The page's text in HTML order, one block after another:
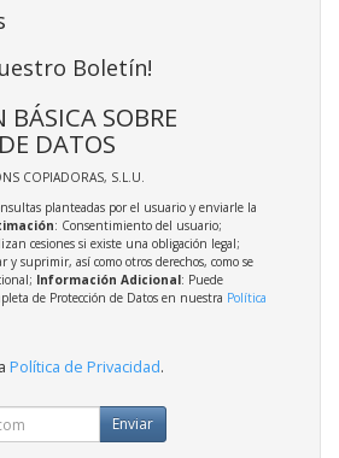
Boletín!
SOBRE
DATOS
COPIADORAS, S.L.U.
planteadas por el usuario y enviarle la
: Consentimiento del usuario;
cesiones si existe una obligación legal;
y suprimir, así como otros derechos, como se
Información Adicional: Puede
de Protección de Datos en nuestra Política
Política de Privacidad.
Enviar